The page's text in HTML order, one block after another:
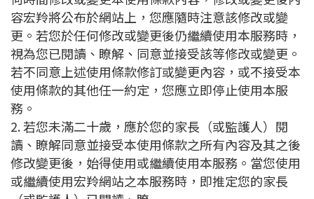
容宏羚將公布於網站上，您應隨時注意該修改或變
更。若您於任何修改或變更後仍繼續使用本服務時，
視為您已閱讀、瞭解、同意並接受該等修改或變更。
若不同意上述使用條款修訂或變更內容，或不接受本
使用條款的其他任一約定，您應立即停止使用本服
務。
2. 若您未滿二十歲，應於您的家長（或監護人）閱
讀、瞭解同意並接受本使用條款之所有內容及其之後
修改變更後，始得使用或繼續使用本服務。當您使用
或繼續使用宏羚網站之本服務時，即推定您的家長